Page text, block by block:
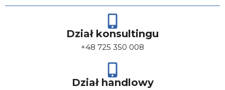
Dział konsultingu
+48 725 350 008
Dział handlowy